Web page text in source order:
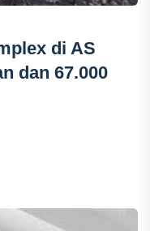
di AS
dan 67.000